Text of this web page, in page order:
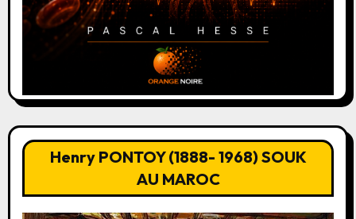
Henry PONTOY (1888- 1968) SOUK
AU MAROC